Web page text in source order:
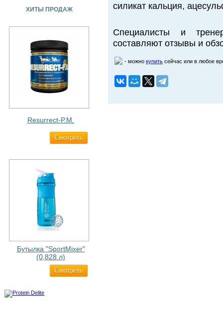
ХИТЫ ПРОДАЖ
Resurrect-P.M.
Cмотреть
Бутылка "SportMixer"
(0,828 л)
Cмотреть
силикат кальция,
Специалисты и
составляют отзывы и
- можно купить сейчас или в любое